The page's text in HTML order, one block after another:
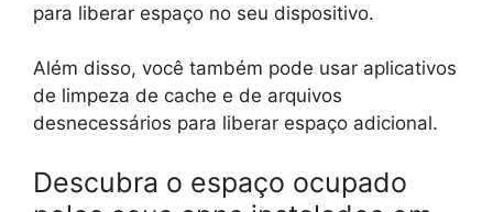
para liberar espaço no seu dispositivo.
Além disso, você também pode usar aplicativos
de limpeza de cache e de arquivos
desnecessários para liberar espaço adicional.
Descubra o espaço ocupado